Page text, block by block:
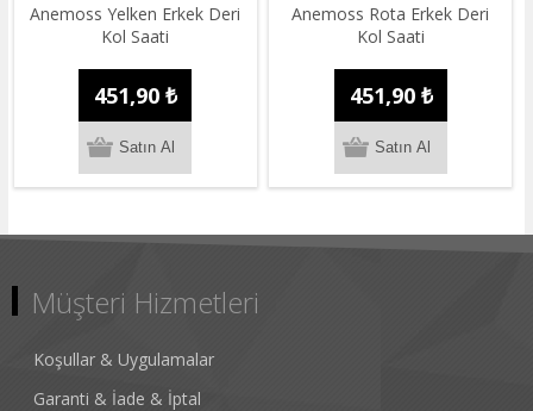
Anemoss Yelken Erkek Deri
Kol Saati
451,90 ₺
Anemoss Rota Erkek Deri
Kol Saati
451,90 ₺
Müşteri Hizmetleri
Koşullar & Uygulamalar
Garanti & İade & İptal